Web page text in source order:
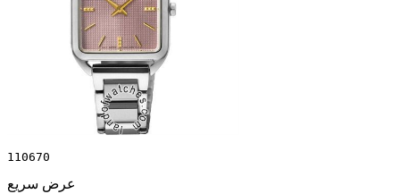
110670
عرض سريع